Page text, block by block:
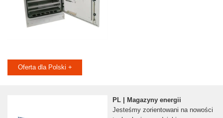
Oferta dla Polski +
PL | Magazyny energii
Jesteśmy zorientowani na nowości